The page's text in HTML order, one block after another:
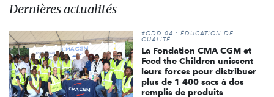
Dernières actualités
#ODD 04 : ÉDUCATION DE
QUALITÉ
La Fondation CMA CGM et
Feed the Children unissent
leurs forces pour distribuer
plus de 1 400 sacs à dos
remplis de produits